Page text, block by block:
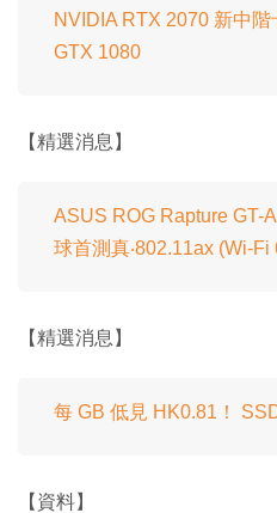
NVIDIA RTX 2070 新中
GTX 1080
【精選消息】
ASUS ROG Rapture GT-
球首測真‧802.11ax (Wi-Fi
【精選消息】
每 GB 低見 HK0.81！
【資料】